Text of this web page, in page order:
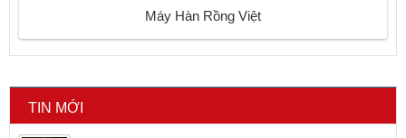
Máy Hàn Rồng Việt
TIN MỚI